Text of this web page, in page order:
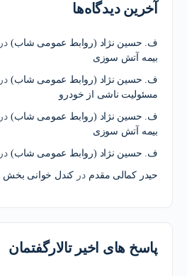
آخرین دیدگاه‌ها
ف. حسین نژاد (روابط عمومی شاب)در
بیمه آتش سوزی
ف. حسین نژاد (روابط عمومی شاب)در
مسئولیت ناشی از خودرو
ف. حسین نژاد (روابط عمومی شاب)در
بیمه آتش سوزی
ف. حسین نژاد (روابط عمومی شاب)در
حیدر کمالی مقدم در کندل خوانی بخش 1
پاسخ های اخیر تالارگفتمان